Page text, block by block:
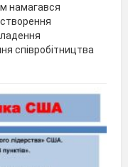
намагався
співробітництва